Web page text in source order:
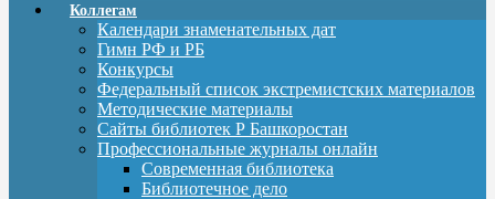
Коллегам
Календари знаменательных дат
Гимн РФ и РБ
Конкурсы
Федеральный список экстремистских материалов
Методические материалы
Сайты библиотек Р Башкоростан
Профессиональные журналы онлайн
Современная библиотека
Библиотечное дело